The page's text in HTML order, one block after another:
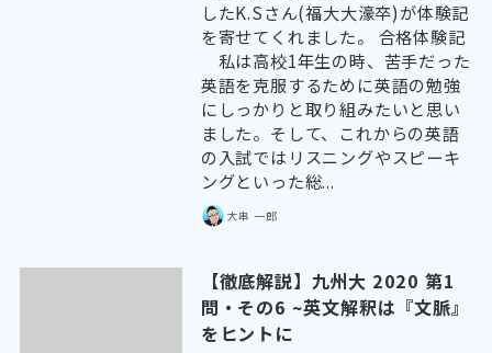
したK.Sさん(福大大濠卒)が体験記
を寄せてくれました。 合格体験記
私は高校1年生の時、苦手だった
英語を克服するために英語の勉強
にしっかりと取り組みたいと思い
ました。そして、これからの英語
の入試ではリスニングやスピーキ
ングといった総...
大串 一郎
【徹底解説】九州大 2020 第1
問・その6 ~英文解釈は『文脈』
をヒントに